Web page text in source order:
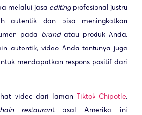
melalui jasa editingprofesional justru
autentik dan bisa meningkatkan
pada brandatau produk Anda.
autentik, video Anda tentunya juga
mendapatkan respons positif dari
video dari laman Tiktok Chipotle.
restaurant asal Amerika ini